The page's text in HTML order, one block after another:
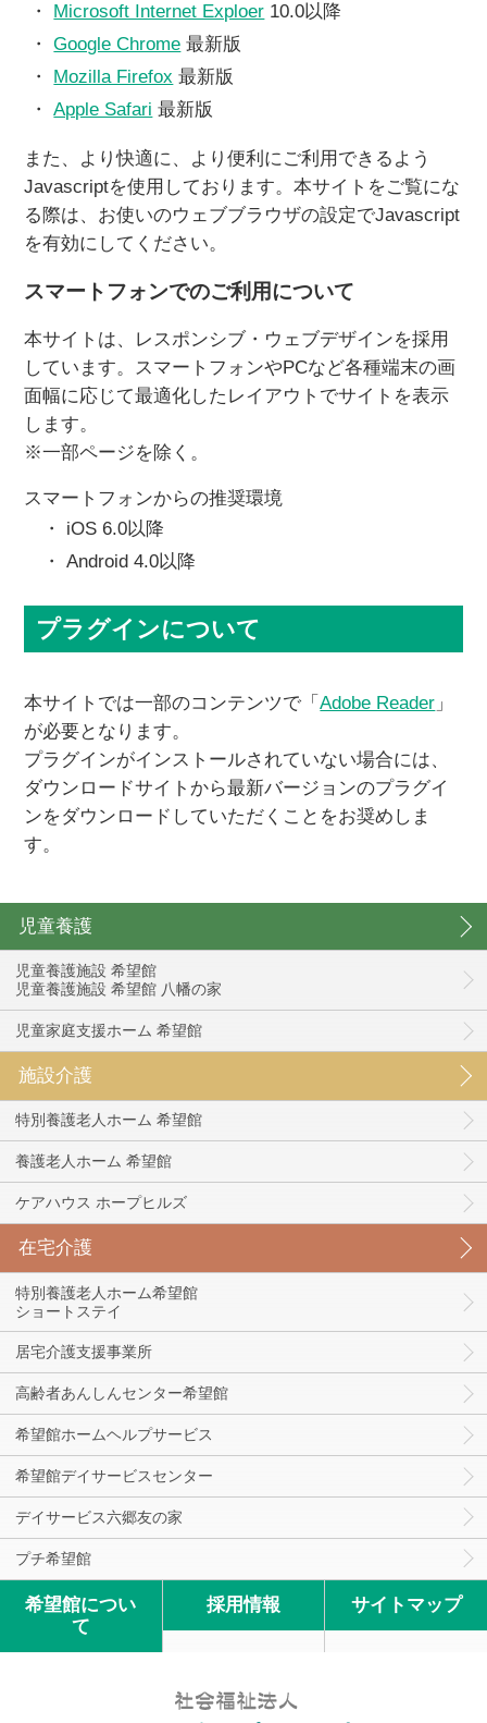
Microsoft Internet Exploer 10.0以降
Google Chrome 最新版
Mozilla Firefox 最新版
Apple Safari 最新版
また、より快適に、より便利にご利用できるよう
Javascriptを使用しております。本サイトをご覧にな
る際は、お使いのウェブブラウザの設定でJavascript
を有効にしてください。
スマートフォンでのご利用について
本サイトは、レスポンシブ・ウェブデザインを採用
しています。スマートフォンやPCなど各種端末の画
面幅に応じて最適化したレイアウトでサイトを表示
します。
※一部ページを除く。
スマートフォンからの推奨環境
iOS 6.0以降
Android 4.0以降
プラグインについて
本サイトでは一部のコンテンツで「Adobe Reader 」
が必要となります。
プラグインがインストールされていない場合には、
ダウンロードサイトから最新バージョンのプラグイ
ンをダウンロードしていただくことをお奨めしま
す。
児童養護
児童養護施設 希望館
児童養護施設 希望館 八幡の家
児童家庭支援ホーム 希望館
施設介護
特別養護老人ホーム 希望館
養護老人ホーム 希望館
ケアハウス ホープヒルズ
在宅介護
特別養護老人ホーム希望館
ショートステイ
居宅介護支援事業所
高齢者あんしんセンター希望館
希望館ホームヘルプサービス
希望館デイサービスセンター
デイサービス六郷友の家
プチ希望館
希望館につい
て
採用情報 サイトマップ